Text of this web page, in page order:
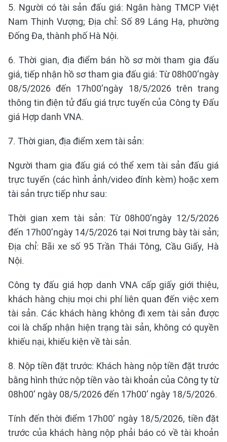
5. Người có tài sản đấu giá: Ngân hàng TMCP Việt
Nam Thịnh Vượng; Địa chỉ: Số 89 Láng Hạ, phường
Đống Đa, thành phố Hà Nội.
6. Thời gian, địa điểm bán hồ sơ mời tham gia đấu
giá, tiếp nhận hồ sơ tham gia đấu giá: Từ 08h00’ngày
08/5/2026 đến 17h00’ngày 18/5/2026 trên trang
thông tin điện tử đấu giá trực tuyến của Công ty Đấu
giá Hợp danh VNA.
7. Thời gian, địa điểm xem tài sản:
Người tham gia đấu giá có thể xem tài sản đấu giá
trực tuyến (các hình ảnh/video đính kèm) hoặc xem
tài sản trực tiếp như sau:
Thời gian xem tài sản: Từ 08h00’ngày 12/5/2026
đến 17h00’ngày 14/5/2026 tại Nơi trưng bày tài sản;
Địa chỉ: Bãi xe số 95 Trần Thái Tông, Cầu Giấy, Hà
Nội.
Công ty đấu giá hợp danh VNA cấp giấy giới thiệu,
khách hàng chịu mọi chi phí liên quan đến việc xem
tài sản. Các khách hàng không đi xem tài sản được
coi là chấp nhận hiện trạng tài sản, không có quyền
khiếu nại, khiếu kiện về tài sản.
8. Nộp tiền đặt trước: Khách hàng nộp tiền đặt trước
bằng hình thức nộp tiền vào tài khoản của Công ty từ
08h00’ ngày 08/5/2026 đến 17h00’ ngày 18/5/2026.
Tính đến thời điểm 17h00’ ngày 18/5/2026, tiền đặt
trước của khách hàng nộp phải báo có về tài khoản